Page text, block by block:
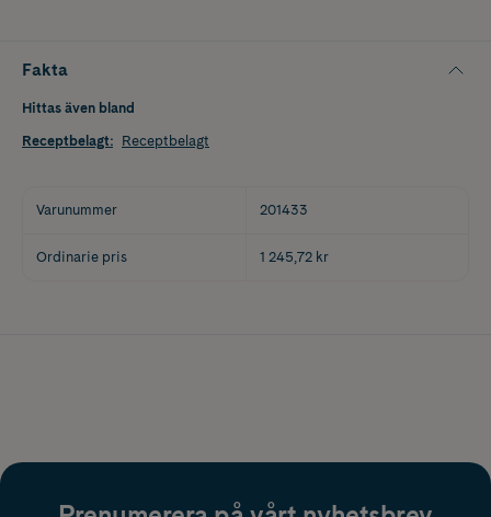
Fakta
Hittas även bland
Receptbelagt: Receptbelagt
Varunummer 201433
Ordinarie pris 1 245,72 kr